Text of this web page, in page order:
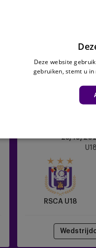
Truiden
25/10/
U18
RSCA U18
Deze website
gebruiken, stemt u